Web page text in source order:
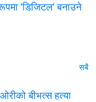
‘डिजिटल’ बनाउने
सबै
बीभत्स हत्या